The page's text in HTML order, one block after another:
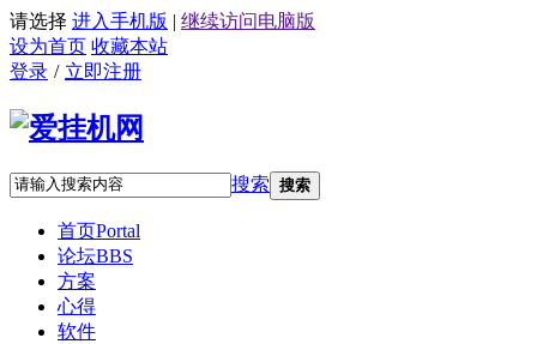
请选择 进入手机版 | 继续访问电脑版
设为首页 收藏本站
登录 / 立即注册
搜索 搜索
首页Portal
论坛BBS
方案
心得
软件